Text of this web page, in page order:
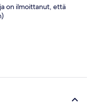
on ilmoittanut, että